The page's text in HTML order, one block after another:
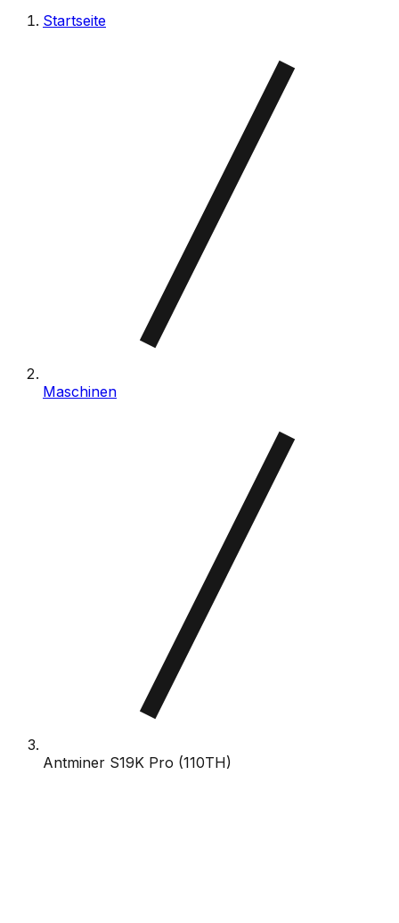
Startseite
Maschinen
Antminer S19K Pro (110TH)